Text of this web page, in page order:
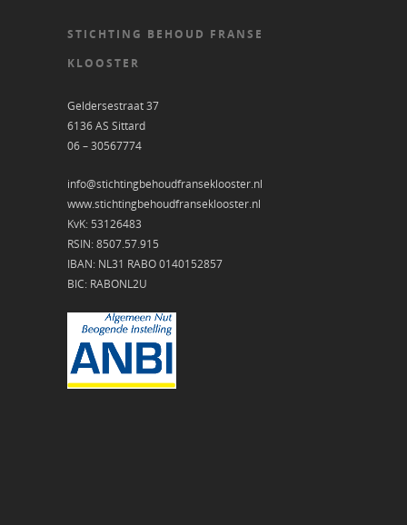
STICHTING BEHOUD FRANSE
KLOOSTER
Geldersestraat 37
6136 AS Sittard
06 – 30567774
info@stichtingbehoudfranseklooster.nl
www.stichtingbehoudfranseklooster.nl
KvK: 53126483
RSIN: 8507.57.915
IBAN: NL31 RABO 0140152857
BIC: RABONL2U